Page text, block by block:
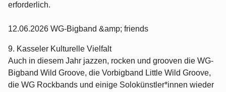
erforderlich.
12.06.2026 WG-Bigband &amp; friends
9. Kasseler Kulturelle Vielfalt
Auch in diesem Jahr jazzen, rocken und grooven die WG-
Bigband Wild Groove, die Vorbigband Little Wild Groove,
die WG Rockbands und einige Solokünstler*innen wieder